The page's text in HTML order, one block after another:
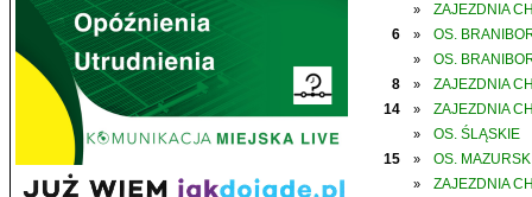
»
ZAJEZDNIA
6
» OS.
»
OS.
8
»
ZAJEZDNIA
14
» ZAJEZDNIA
»
OS. ŚLĄSKIE
15
» OS.
»
ZAJEZDNIA